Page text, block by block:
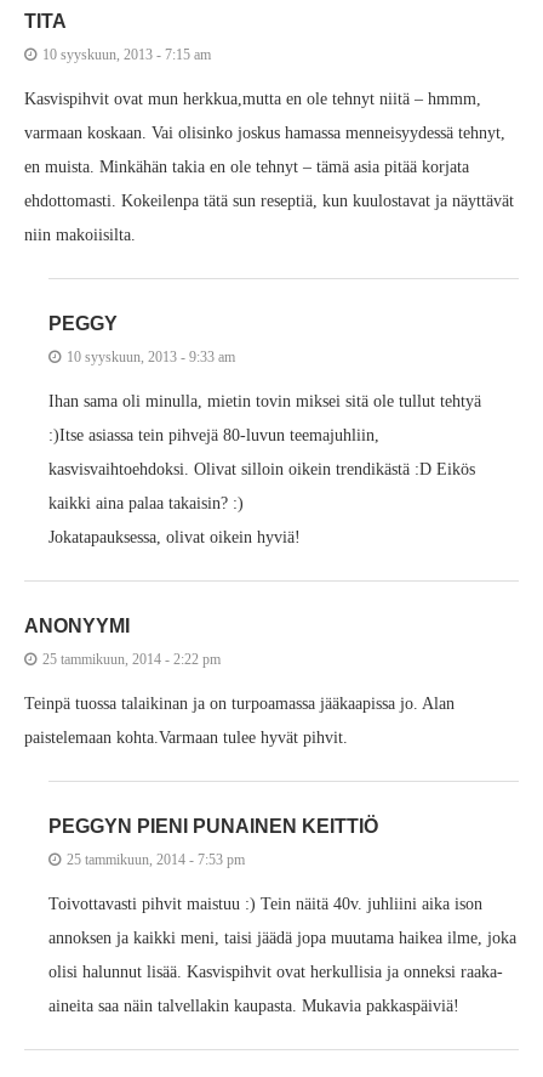
TITA
10 syyskuun, 2013 - 7:15 am
Kasvispihvit ovat mun herkkua,mutta en ole tehnyt niitä – hmmm,
varmaan koskaan. Vai olisinko joskus hamassa menneisyydessä tehnyt,
en muista. Minkähän takia en ole tehnyt – tämä asia pitää korjata
ehdottomasti. Kokeilenpa tätä sun reseptiä, kun kuulostavat ja näyttävät
niin makoiisilta.
PEGGY
10 syyskuun, 2013 - 9:33 am
Ihan sama oli minulla, mietin tovin miksei sitä ole tullut tehtyä
:)Itse asiassa tein pihvejä 80-luvun teemajuhliin,
kasvisvaihtoehdoksi. Olivat silloin oikein trendikästä :D Eikös
kaikki aina palaa takaisin? :)
Jokatapauksessa, olivat oikein hyviä!
ANONYYMI
25 tammikuun, 2014 - 2:22 pm
Teinpä tuossa talaikinan ja on turpoamassa jääkaapissa jo. Alan
paistelemaan kohta.Varmaan tulee hyvät pihvit.
PEGGYN PIENI PUNAINEN KEITTIÖ
25 tammikuun, 2014 - 7:53 pm
Toivottavasti pihvit maistuu :) Tein näitä 40v. juhliini aika ison
annoksen ja kaikki meni, taisi jäädä jopa muutama haikea ilme, joka
olisi halunnut lisää. Kasvispihvit ovat herkullisia ja onneksi raaka-
aineita saa näin talvellakin kaupasta. Mukavia pakkaspäiviä!